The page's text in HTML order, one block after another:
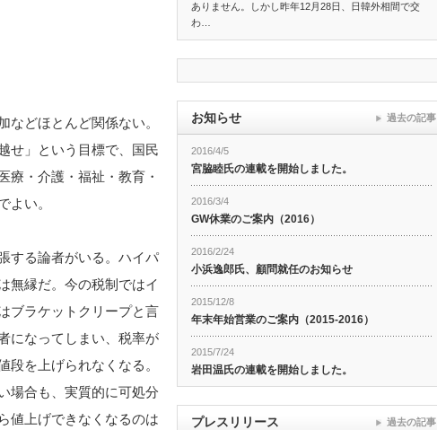
などほとんど関係ない。
せ」という目標で、国民
療・介護・福祉・教育・
よい。
する論者がいる。ハイパ
無縁だ。今の税制ではイ
ブラケットクリープと言
になってしまい、税率が
段を上げられなくなる。
場合も、実質的に可処分
値上げできなくなるのは
ありません。しかし昨年12月28日、日韓外相間で交
わ…
お知らせ
2016/4/5
宮脇睦氏の連載を開始しました。
2016/3/4
GW休業のご案内（2016）
2016/2/24
小浜逸郎氏、顧問就任のお知らせ
2015/12/8
年末年始営業のご案内（2015-2016）
2015/7/24
岩田温氏の連載を開始しました。
過去の記事
プレスリリース 過去の記事